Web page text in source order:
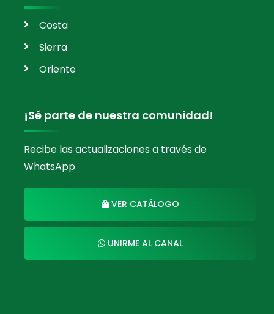
Costa
Sierra
Oriente
¡Sé parte de nuestra comunidad!
Recibe las actualizaciones a través de
WhatsApp
VER CATÁLOGO
UNIRME AL CANAL